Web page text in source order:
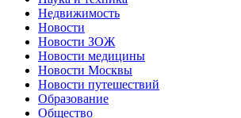
Недвижимость
Новости
Новости ЗОЖ
Новости медицины
Новости Москвы
Новости путешествий
Образование
Общество